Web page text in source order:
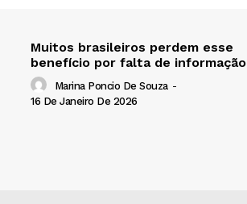
Muitos brasileiros perdem esse
benefício por falta de informação
Marina Poncio De Souza -
16 De Janeiro De 2026